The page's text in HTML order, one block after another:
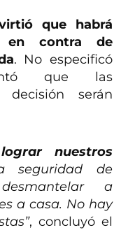
que habrá
en contra de
. No especificó
que las
decisión serán
nuestros
seguridad de
a
a casa. No hay
, concluyó el